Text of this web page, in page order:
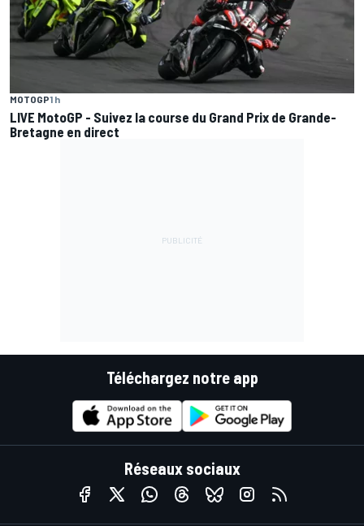
MOTOGP1 h
LIVE MotoGP - Suivez la course du Grand Prix de Grande-
Bretagne en direct
Téléchargez notre app
Réseaux sociaux